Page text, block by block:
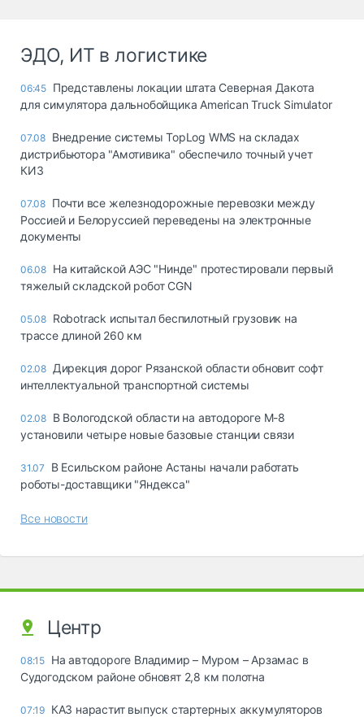
ЭДО, ИТ в логистике
06:45 Представлены локации штата Северная Дакота
для симулятора дальнобойщика American Truck Simulator
07.08 Внедрение системы TopLog WMS на складах
дистрибьютора "Амотивика" обеспечило точный учет
КИЗ
07.08 Почти все железнодорожные перевозки между
Россией и Белоруссией переведены на электронные
документы
06.08 На китайской АЭС "Нинде" протестировали первый
тяжелый складской робот CGN
05.08 Robotrack испытал беспилотный грузовик на
трассе длиной 260 км
02.08 Дирекция дорог Рязанской области обновит софт
интеллектуальной транспортной системы
02.08 В Вологодской области на автодороге М-8
установили четыре новые базовые станции связи
31.07
В Есильском районе Астаны начали работать
роботы-доставщики "Яндекса"
Все новости
Центр
08:15 На автодороге Владимир – Муром – Арзамас в
Судогодском районе обновят 2,8 км полотна
07:19 КАЗ нарастит выпуск стартерных аккумуляторов